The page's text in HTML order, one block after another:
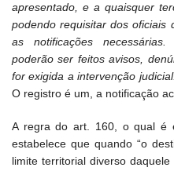
apresentado, e a quaisquer
podendo requisitar dos oficiais
as notificações
poderão ser feitos avisos,
for exigida a intervenção judicial.
O registro é um, a notificação
A regra do art. 160, o qual é
estabelece que quando “o
limite territorial diverso